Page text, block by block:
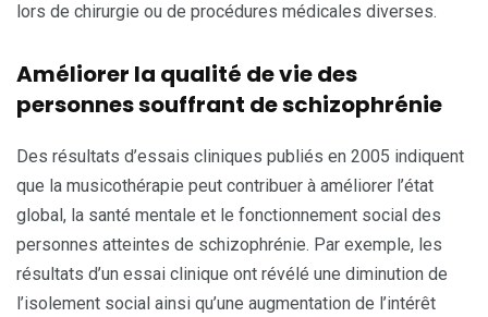
lors de chirurgie ou de procédures médicales diverses.
Améliorer la qualité de vie des
personnes souffrant de schizophrénie
Des résultats d’essais cliniques publiés en 2005 indiquent
que la musicothérapie peut contribuer à améliorer l’état
global, la santé mentale et le fonctionnement social des
personnes atteintes de schizophrénie. Par exemple, les
résultats d’un essai clinique ont révélé une diminution de
l’isolement social ainsi qu’une augmentation de l’intérêt